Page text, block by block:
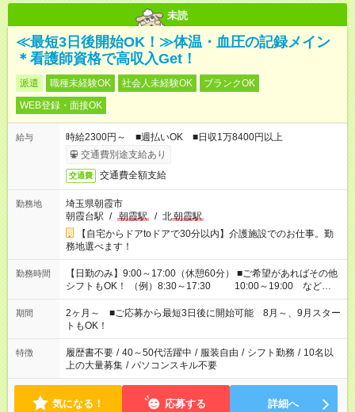
未読
≪最短3日後開始OK！≫体温・血圧の記録メイン
＊看護師資格で高収入Get！
派遣 職種未経験OK 社会人未経験OK
ブランクOK
WEB登録・面接OK
給与
時給2300円～ ■週払いOK ■日収1万8400円以上
交通費別途支給あり
交通費 交通費全額支給
勤務地
埼玉県朝霞市
朝霞台駅 / 朝霞駅 / 北朝霞駅
【自宅からドアtoドアで30分以内】介護施設でのお仕事。勤
務地選べます！
勤務時間
【日勤のみ】9:00～17:00（休憩60分） ■ご希望があればその他
シフトもOK！ （例）8:30～17:30 10:00～19:00 など
「家族とお休みを合わせたい」 「できれば残業はしたくない」
など、あなたのご希望に沿ったお仕事をご紹介します！ ※Wワ
ーク希望の方へ 今ご覧のお仕事で希望する勤務時間と、もう1つ
のお仕事の勤務時間。 合計で週40時間を超える場合は応募でき
ません
期間
2ヶ月～ ■ご応募から最短3日後に開始可能 8月～、9月スター
トもOK！
特徴 履歴書不要 / 40～50代活躍中 / 服装自由 / シフト勤務 / 10名以
上の大量募集 / パソコンスキル不要
気になる！ 応募する 詳細へ